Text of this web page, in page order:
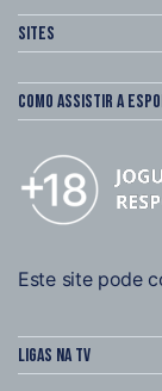
Sites
Como assistir a
Este site pode
Ligas na TV